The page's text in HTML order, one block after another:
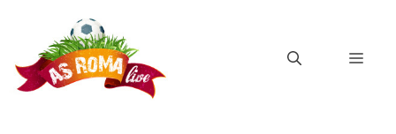
contenuto